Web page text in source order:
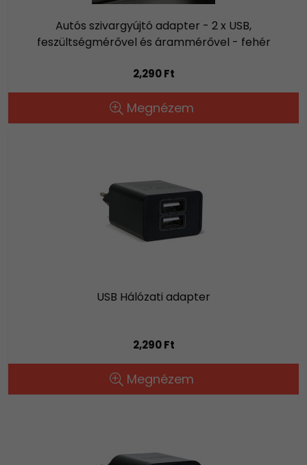
Autós szivargyújtó adapter - 2 x USB,
feszültségmérővel és árammérővel - fehér
2,290 Ft
Megnézem
USB Hálózati adapter
2,290 Ft
Megnézem